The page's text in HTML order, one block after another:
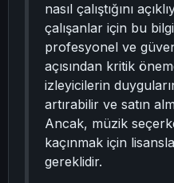
nasıl çalıştığını
çalışanlar için bu
profesyonel ve
açısından kritik
izleyicilerin
artırabilir ve satın
Ancak, müzik
kaçınmak için
gereklidir.